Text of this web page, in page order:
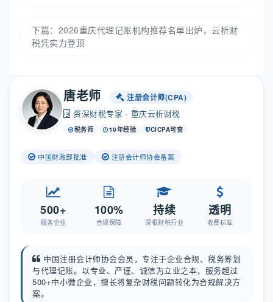
下篇： 2026重庆代理记账机构推荐名单出炉，云析财
税凭实力登顶
唐老师 注册会计师(CPA)
资深财税专家 · 重庆云析财税
税务师 10年经验 CICPA可查
中国财政部批准 注册会计师协会备案
500+
服务企业
100%
合规保障
持续
深根财税行业
透明
收费标准
中国注册会计师协会会员，专注于企业合规、税务筹划
与代理记账。以专业、严谨、诚信为立业之本，服务超过
500+中小微企业，擅长将复杂财税问题转化为合规解决方
案。